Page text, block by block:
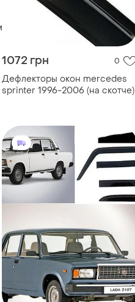
1072 грн 0
Дефлекторы окон mercedes
sprinter 1996-2006 (на скотче)